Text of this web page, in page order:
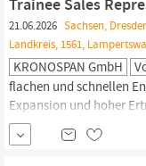
21.06.2026 Sachsen,
Landkreis, 1561,
KRONOSPAN GmbH
flachen und schnellen
Expansion und hoher
unseres Teams suchen
Junior